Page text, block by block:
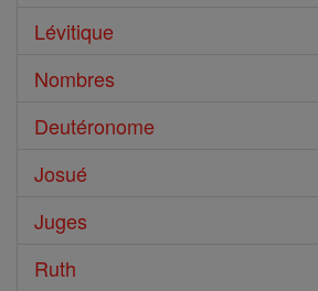
Lévitique
Nombres
Deutéronome
Josué
Juges
Ruth